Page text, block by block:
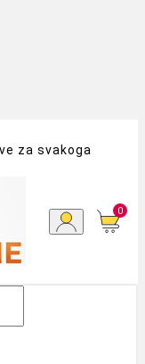
za svakoga
0